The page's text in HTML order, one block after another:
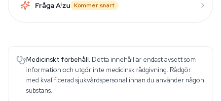
Fråga Aizu Kommer snart
Medicinskt förbehåll. Detta innehåll är endast avsett som
information och utgör inte medicinsk rådgivning. Rådgör
med kvalificerad sjukvårdspersonal innan du använder någon
substans.